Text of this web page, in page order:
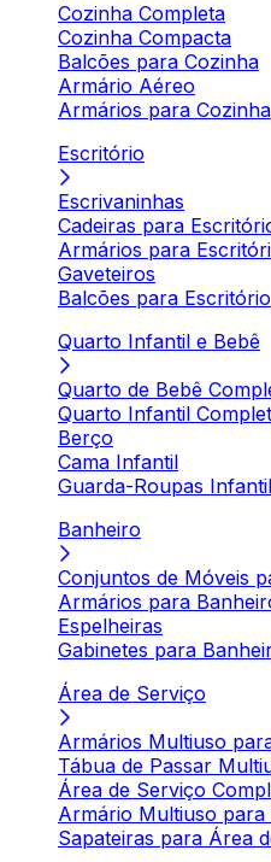
Cozinha Completa
Cozinha Compacta
Balcões para Cozinha
Armário Aéreo
Armários para Cozinha
Escritório
Escrivaninhas
Cadeiras para
Armários para
Gaveteiros
Balcões para Escritório
Quarto Infantil e Bebê
Quarto de Bebê
Quarto Infantil
Berço
Cama Infantil
Guarda-Roupas Infantil
Banheiro
Conjuntos de Móveis
Armários para
Espelheiras
Gabinetes para
Área de Serviço
Armários Multiuso
Tábua de Passar
Área de Serviço
Armário Multiuso para
Sapateiras para Área